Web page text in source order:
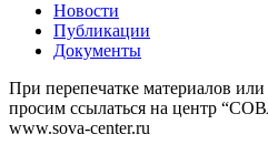
Новости
Публикации
Документы
При перепечатке материалов
просим ссылаться на центр
www.sova-center.ru